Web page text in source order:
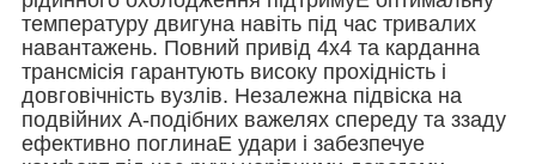
температуру двигуна навіть під час тривалих
навантажень. Повний привід 4х4 та карданна
трансмісія гарантують високу прохідність і
довговічність вузлів. Незалежна підвіска на
подвійних А-подібних важелях спереду та ззаду
ефективно поглинаЕ удари і забезпечуе